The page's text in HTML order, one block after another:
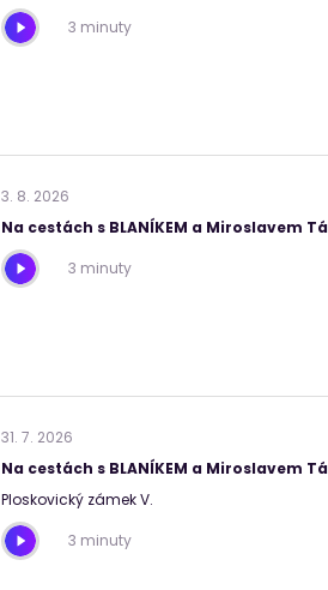
3 minuty
3. 8. 2026
Na cestách s BLANÍKEM a Miroslavem
3 minuty
31. 7. 2026
Na cestách s BLANÍKEM a Miroslavem
Ploskovický zámek V.
3 minuty